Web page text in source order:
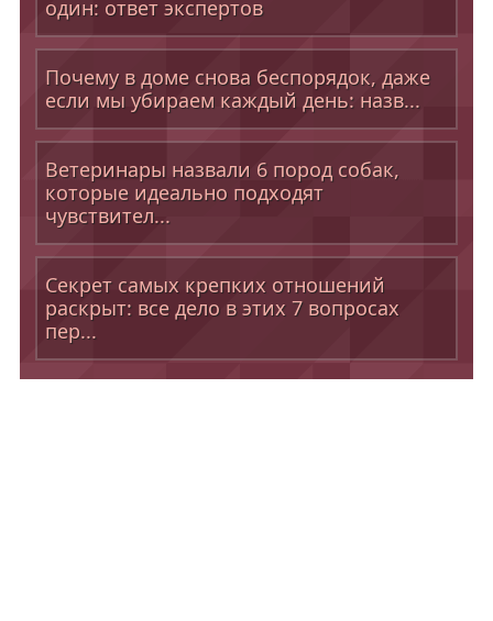
один: ответ экспертов
Почему в доме снова беспорядок, даже
если мы убираем каждый день: назв...
Ветеринары назвали 6 пород собак,
которые идеально подходят
чувствител...
Секрет самых крепких отношений
раскрыт: все дело в этих 7 вопросах
пер...